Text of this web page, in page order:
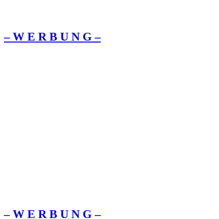
– W Ε R Β U Ν G –
– W Ε R Β U Ν G –